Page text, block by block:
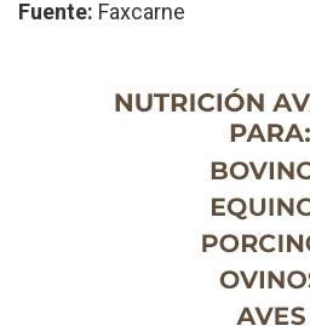
Fuente: Faxcarne